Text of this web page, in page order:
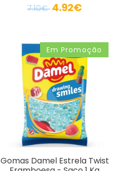
7.10€ 4.92€
Em Promoção
Gomas Damel Estrela Twist